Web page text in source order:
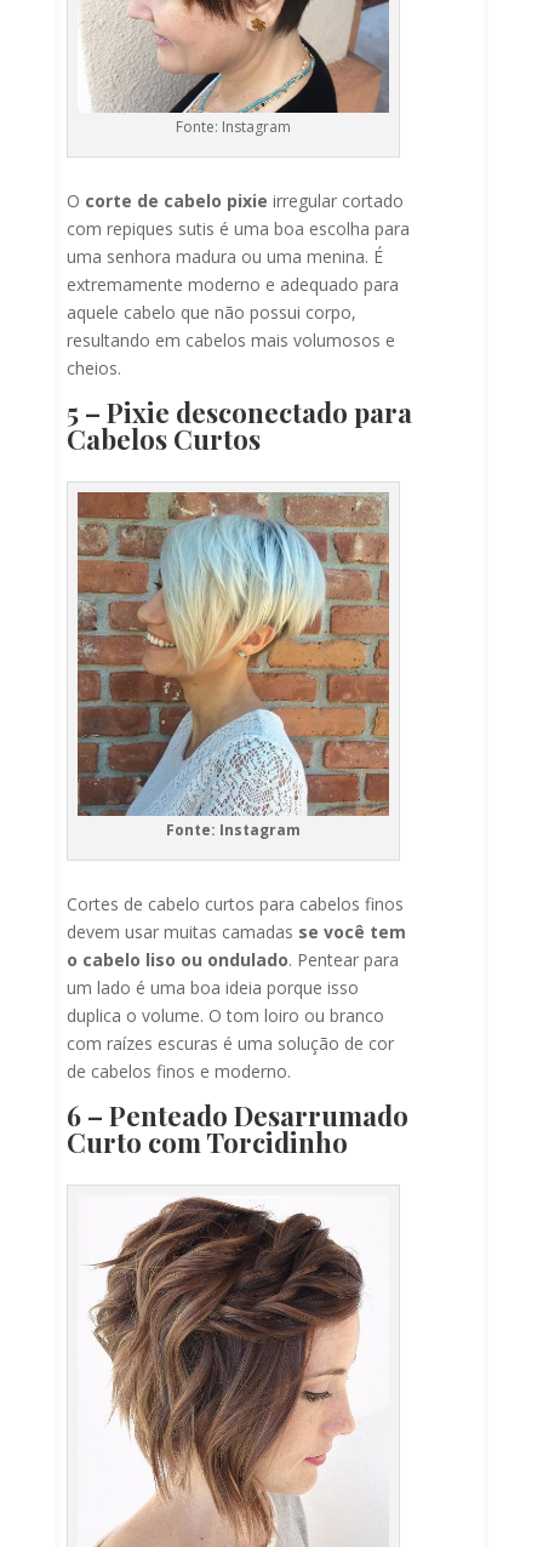
Fonte: Instagram
O corte de cabelo pixie irregular cortado
com repiques sutis é uma boa escolha para
uma senhora madura ou uma menina. É
extremamente moderno e adequado para
aquele cabelo que não possui corpo,
resultando em cabelos mais volumosos e
cheios.
5 – Pixie desconectado para
Cabelos Curtos
Fonte: Instagram
Cortes de cabelo curtos para cabelos finos
devem usar muitas camadas se você tem
o cabelo liso ou ondulado. Pentear para
um lado é uma boa ideia porque isso
duplica o volume. O tom loiro ou branco
com raízes escuras é uma solução de cor
de cabelos finos e moderno.
6 – Penteado Desarrumado
Curto com Torcidinho